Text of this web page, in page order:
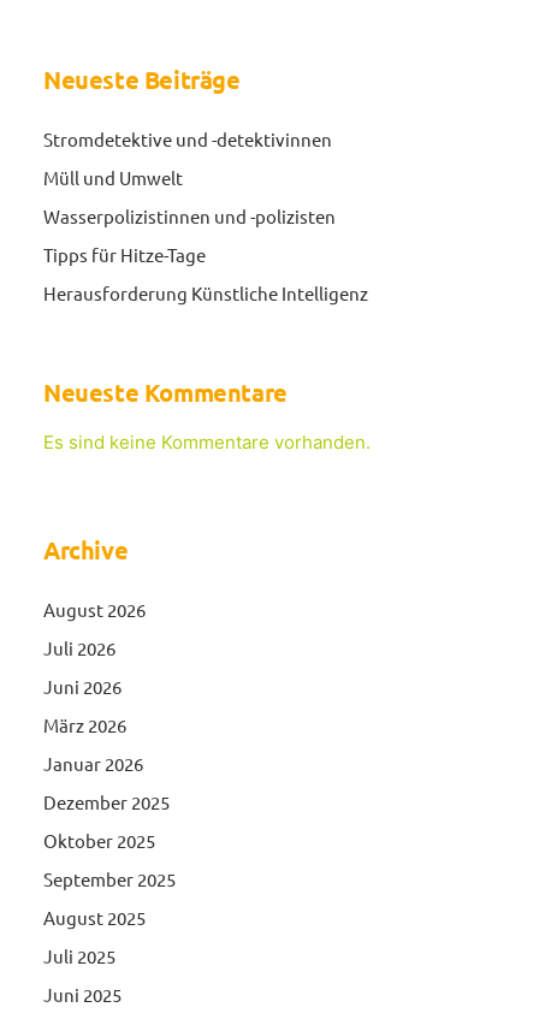
Neueste Beiträge
Stromdetektive und -detektivinnen
Müll und Umwelt
Wasserpolizistinnen und -polizisten
Tipps für Hitze-Tage
Herausforderung Künstliche Intelligenz
Neueste Kommentare
Es sind keine Kommentare vorhanden.
Archive
August 2026
Juli 2026
Juni 2026
März 2026
Januar 2026
Dezember 2025
Oktober 2025
September 2025
August 2025
Juli 2025
Juni 2025